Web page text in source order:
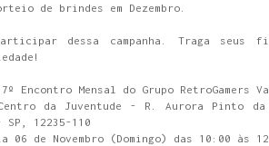
de brindes em Dezembro.
dessa campanha. Traga
Encontro Mensal do Grupo RetroGamers
da Juventude - R. Aurora Pinto da
SP, 12235-110
06 de Novembro (Domingo) das 10:00 às